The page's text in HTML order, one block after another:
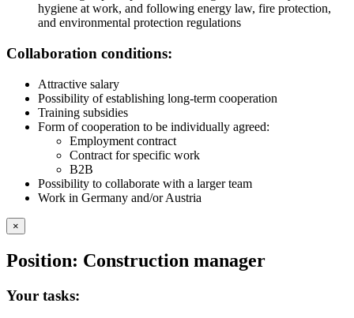
hygiene at work, and following energy law, fire protection,
and environmental protection regulations
Collaboration conditions:
Attractive salary
Possibility of establishing long-term cooperation
Training subsidies
Form of cooperation to be individually agreed:
Employment contract
Contract for specific work
B2B
Possibility to collaborate with a larger team
Work in Germany and/or Austria
×
Position: Construction manager
Your tasks: